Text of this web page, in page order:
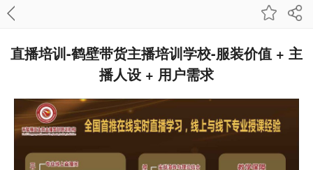
直播培训-鹤壁带货主播培训学校-服装价值 + 主
播人设 + 用户需求